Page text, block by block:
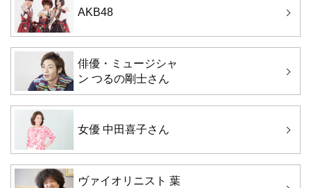
AKB48
俳優・ミュージシャ
ン つるの剛士さん
女優 中田喜子さん
ヴァイオリニスト 葉